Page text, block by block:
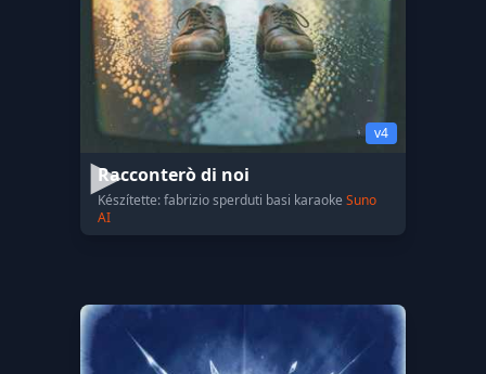
v4
Racconterò di noi
Készítette: fabrizio sperduti basi karaoke Suno
AI